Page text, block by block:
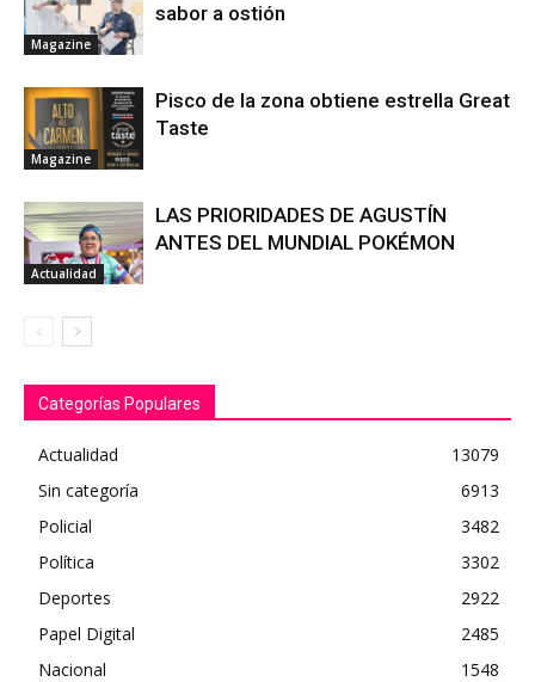
Magazine
sabor a ostión
Magazine
Pisco de la zona obtiene estrella Great
Taste
Actualidad
LAS PRIORIDADES DE AGUSTÍN
ANTES DEL MUNDIAL POKÉMON
Categorías Populares
Actualidad
13079
Sin categoría
6913
Policial
3482
Política
3302
Deportes
2922
Papel Digital
2485
Nacional
1548